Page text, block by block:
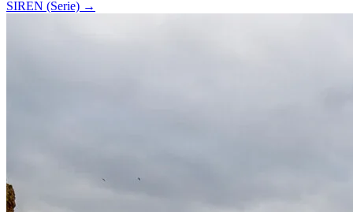
SIREN (Serie) →